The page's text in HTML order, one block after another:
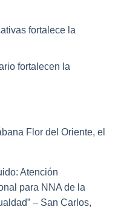
fortalece la
fortalecen la
Flor del Oriente, el
Atención
para NNA de la
– San Carlos,